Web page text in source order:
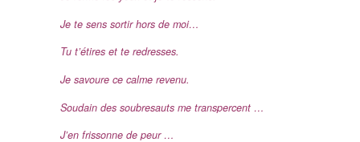
Je te sens sortir hors de moi…
Tu t’étires et te redresses.
Je savoure ce calme revenu.
Soudain des soubresauts me transpercent …
J’en frissonne de peur …